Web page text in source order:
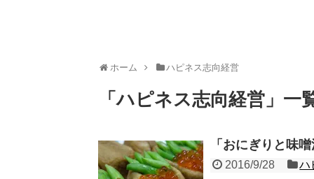
ホーム ハピネス志向経営
「ハピネス志向経営 」 一
「おにぎりと味
2016/9/28
ハ